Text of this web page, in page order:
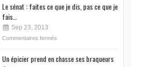
Le sénat : faites ce que je dis, pas ce que je
fais…
Sep 23, 2013
Commentaires fermés
Un épicier prend en chasse ses braqueurs